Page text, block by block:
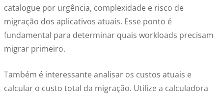
catalogue por urgência, complexidade e risco de
migração dos aplicativos atuais. Esse ponto é
fundamental para determinar quais workloads precisam
migrar primeiro.
Também é interessante analisar os custos atuais e
calcular o custo total da migração. Utilize a calculadora